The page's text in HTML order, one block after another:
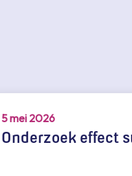
5 mei 2026
Onderzoek effect